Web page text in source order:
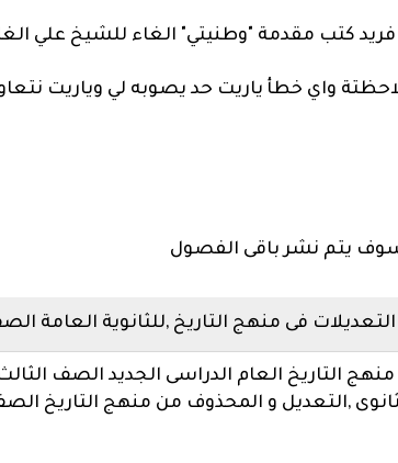
واي خطأ ياريت حد يصوبه لي وياريت
سوف يتم نشر باقى الفصول
فى منهج التاريخ ,للثانوية العامة
التاريخ العام الدراسى الجديد الصف
,التعديل و المحذوف من منهج التاريخ